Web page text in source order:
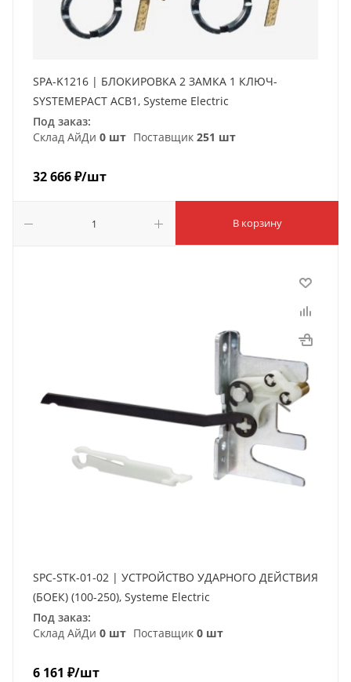
SPA-K1216 | БЛОКИРОВКА 2 ЗАМКА 1 КЛЮЧ-
SYSTEMEPACT ACB1, Systeme Electric
Под заказ:
Склад АйДи 0 шт Поставщик 251 шт
32 666₽/шт
В корзину
SPC-STK-01-02 | УСТРОЙСТВО УДАРНОГО ДЕЙСТВИЯ
(БОЕК) (100-250), Systeme Electric
Под заказ:
Склад АйДи 0 шт Поставщик 0 шт
6 161 ₽/шт